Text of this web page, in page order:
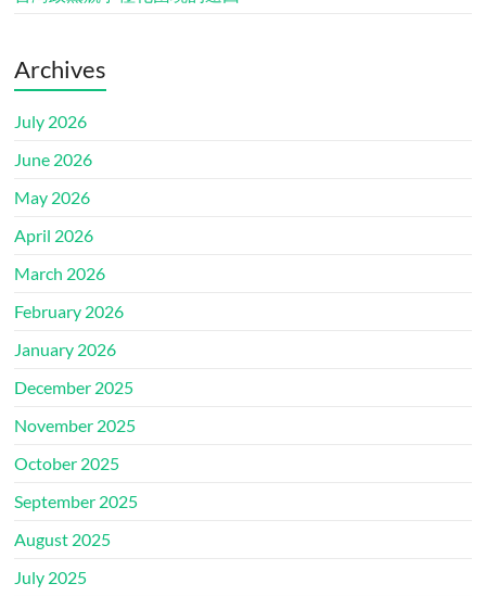
Archives
July 2026
June 2026
May 2026
April 2026
March 2026
February 2026
January 2026
December 2025
November 2025
October 2025
September 2025
August 2025
July 2025